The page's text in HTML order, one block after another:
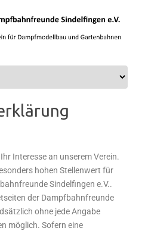
Interesse an unserem Verein.
hohen Stellenwert für
Sindelfingen e.V..
der Dampfbahnfreunde
ohne jede Angabe
möglich. Sofern eine